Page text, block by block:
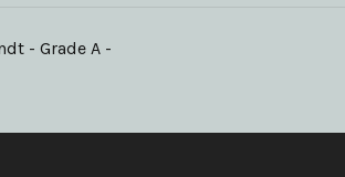
- Grade A -